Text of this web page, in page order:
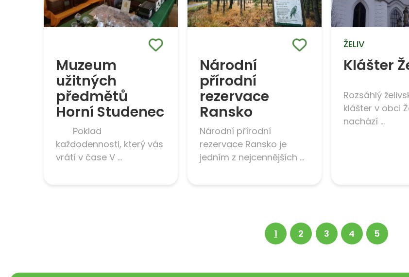
Muzeum
užitných
předmětů
Horní Studenec
Poklad
každodennosti, který vás
vrátí v čase V ...
Národní
přírodní
rezervace
Ransko
Národní přírodní
rezervace Ransko je
jedním z nejcennějších ...
ŽELIV
Klášter
Rozsáhlý
klášter v obci
nachází ...
1 2 3 4 5